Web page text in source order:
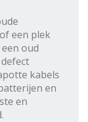
een plek
oud
kabels
en
en